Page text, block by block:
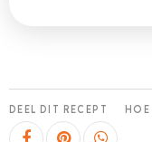
DEEL DIT RECEPT